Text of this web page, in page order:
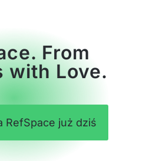
From
with Love.
RefSpace już dziś